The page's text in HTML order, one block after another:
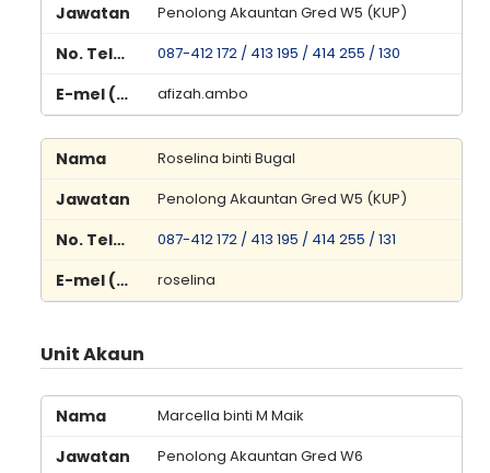
Penolong Akauntan Gred W5 (KUP)
087-412 172 / 413 195 / 414 255 / 130
afizah.ambo
Roselina binti Bugal
Penolong Akauntan Gred W5 (KUP)
087-412 172 / 413 195 / 414 255 / 131
roselina
Unit Akaun
Marcella binti M Maik
Penolong Akauntan Gred W6